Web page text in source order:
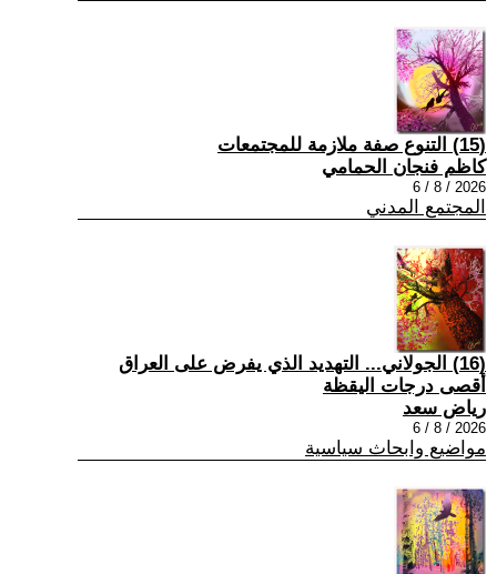
(15) التنوع صفة ملازمة للمجتمعات
كاظم فنجان الحمامي
2026 / 8 / 6
المجتمع المدني
(16) الجولاني... التهديد الذي يفرض على العراق
أقصى درجات اليقظة
رياض سعد
2026 / 8 / 6
مواضيع وابحاث سياسية